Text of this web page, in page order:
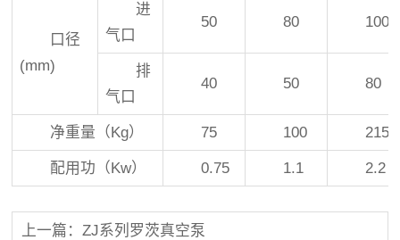
口径
(mm)
进
气口
50 80 100
排
气口
40 50 80
净重量（Kg） 75 100 215
配用功（Kw） 0.75 1.1 2.2
上一篇：ZJ系列罗茨真空泵